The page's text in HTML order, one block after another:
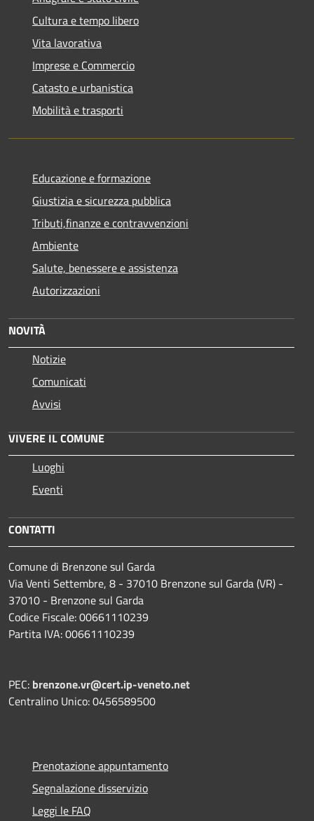
Cultura e tempo libero
Vita lavorativa
Imprese e Commercio
Catasto e urbanistica
Mobilità e trasporti
Educazione e formazione
Giustizia e sicurezza pubblica
Tributi,finanze e contravvenzioni
Ambiente
Salute, benessere e assistenza
Autorizzazioni
NOVITÀ
Notizie
Comunicati
Avvisi
VIVERE IL COMUNE
Luoghi
Eventi
CONTATTI
Comune di Brenzone sul Garda
Via Venti Settembre, 8 - 37010 Brenzone sul Garda (VR) -
37010 - Brenzone sul Garda
Codice Fiscale: 00661110239
Partita IVA: 00661110239
PEC: brenzone.vr@cert.ip-veneto.net
Centralino Unico: 0456589500
Prenotazione appuntamento
Segnalazione disservizio
Leggi le FAQ